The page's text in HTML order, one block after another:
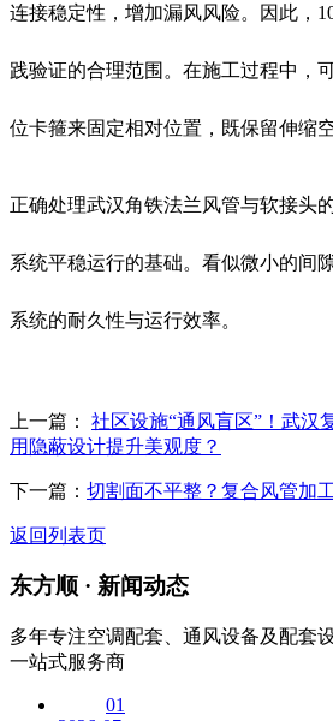
连接稳定性，增加漏风风险。因此，
践验证的合理范围。在施工过程中，
位卡箍来固定相对位置，既保留伸缩
正确处理武汉角铁法兰风管与软接头
系统平稳运行的基础。看似微小的间
系统的耐久性与运行效率。
上一篇： 社区设施“通风盲区”！武汉
用隐蔽设计提升美观度？
下一篇： 切割面不平整？复合风管加
返回列表页
东方顺 · 新闻动态
多年专注空调配套、通风设备及配套
一站式服务商
01